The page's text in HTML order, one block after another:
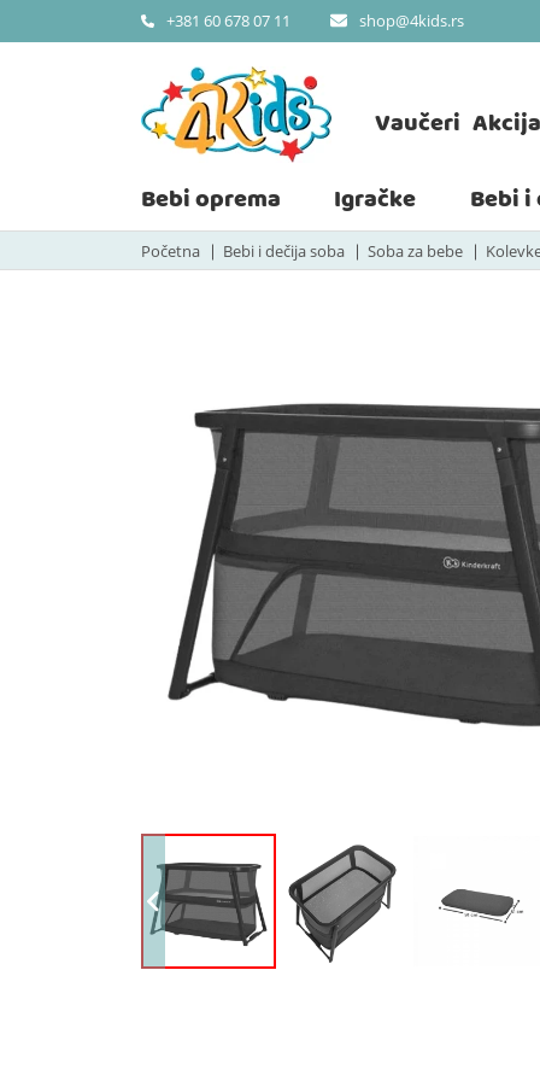
+381 60 678 07 11 shop@4kids.rs
Vaučeri Akcija
Bebi oprema Igračke Bebi i
Početna Bebi i dečija soba Soba za bebe